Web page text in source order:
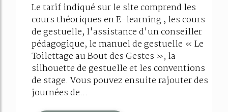
Le tarif indiqué sur le site comprend les
cours théoriques en E-learning , les cours
de gestuelle, l'assistance d'un conseiller
pédagogique, le manuel de gestuelle « Le
Toilettage au Bout des Gestes », la
silhouette de gestuelle et les conventions
de stage. Vous pouvez ensuite rajouter des
journées de...